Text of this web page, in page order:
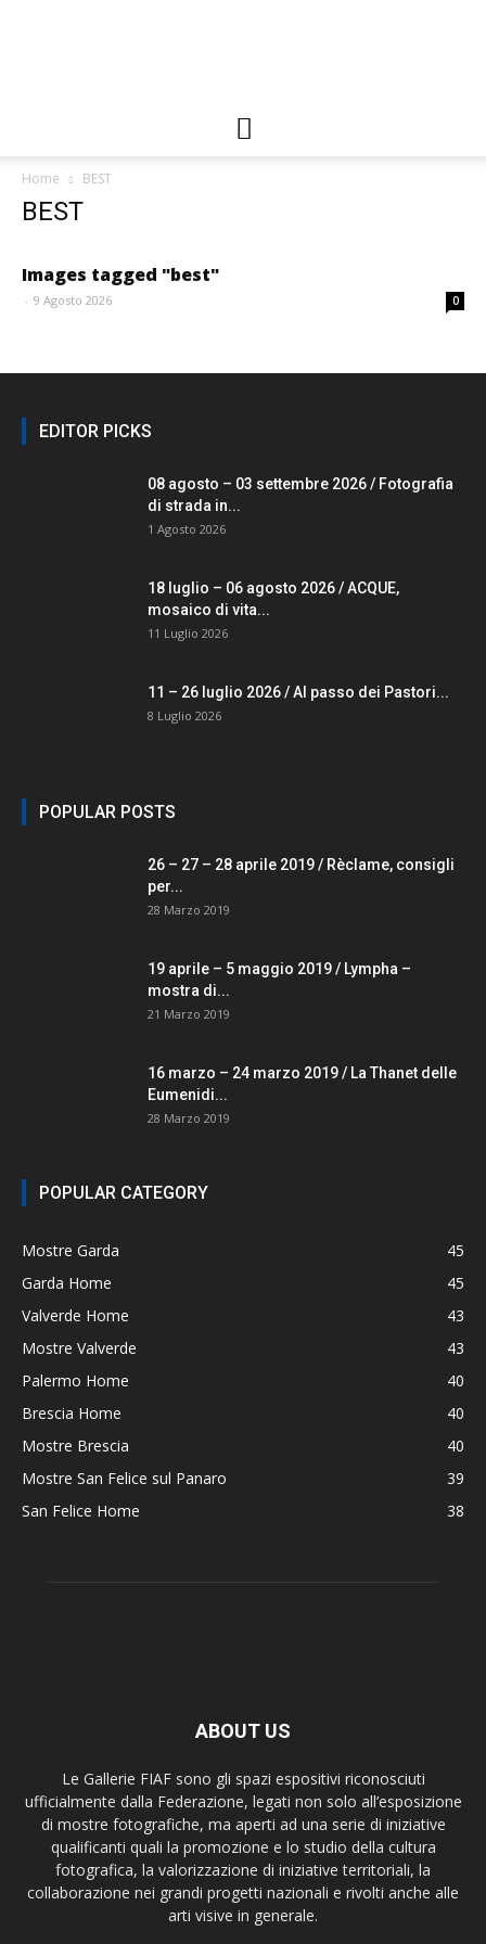
Home BEST
BEST
Images tagged "best"
- 9 Agosto 2026 0
EDITOR PICKS
08 agosto – 03 settembre 2026 / Fotografia
di strada in...
1 Agosto 2026
18 luglio – 06 agosto 2026 / ACQUE,
mosaico di vita...
11 Luglio 2026
11 – 26 luglio 2026 / Al passo dei Pastori...
8 Luglio 2026
POPULAR POSTS
26 – 27 – 28 aprile 2019 / Rèclame, consigli
per...
28 Marzo 2019
19 aprile – 5 maggio 2019 / Lympha –
mostra di...
21 Marzo 2019
16 marzo – 24 marzo 2019 / La Thanet delle
Eumenidi...
28 Marzo 2019
POPULAR CATEGORY
Mostre Garda
45
Garda Home
45
Valverde Home
43
Mostre Valverde
43
Palermo Home
40
Brescia Home
40
Mostre Brescia
40
Mostre San Felice sul Panaro
39
San Felice Home
38
ABOUT US
Le Gallerie FIAF sono gli spazi espositivi riconosciuti
ufficialmente dalla Federazione, legati non solo all’esposizione
di mostre fotografiche, ma aperti ad una serie di iniziative
qualificanti quali la promozione e lo studio della cultura
fotografica, la valorizzazione di iniziative territoriali, la
collaborazione nei grandi progetti nazionali e rivolti anche alle
arti visive in generale.